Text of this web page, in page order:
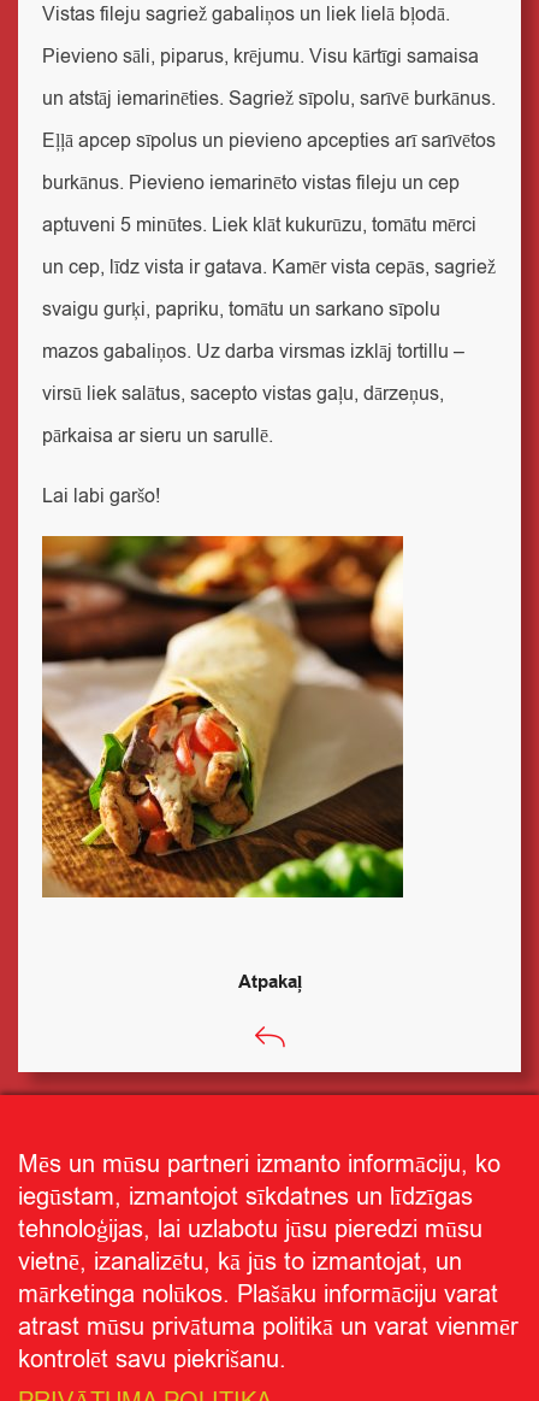
Vistas fileju sagriež gabaliņos un liek lielā bļodā.
Pievieno sāli, piparus, krējumu. Visu kārtīgi samaisa
un atstāj iemarinēties. Sagriež sīpolu, sarīvē burkānus.
Eļļā apcep sīpolus un pievieno apcepties arī sarīvētos
burkānus. Pievieno iemarinēto vistas fileju un cep
aptuveni 5 minūtes. Liek klāt kukurūzu, tomātu mērci
un cep, līdz vista ir gatava. Kamēr vista cepās, sagriež
svaigu gurķi, papriku, tomātu un sarkano sīpolu
mazos gabaliņos. Uz darba virsmas izklāj tortillu –
virsū liek salātus, sacepto vistas gaļu, dārzeņus,
pārkaisa ar sieru un sarullē.
Lai labi garšo!
Atpakaļ
Mēs un mūsu partneri izmanto informāciju, ko
iegūstam, izmantojot sīkdatnes un līdzīgas
tehnoloģijas, lai uzlabotu jūsu pieredzi mūsu
vietnē, izanalizētu, kā jūs to izmantojat, un
mārketinga nolūkos. Plašāku informāciju varat
atrast mūsu privātuma politikā un varat vienmēr
kontrolēt savu piekrišanu.